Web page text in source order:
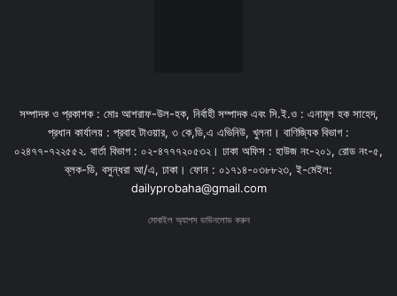
সম্পাদক ও প্রকাশক : মোঃ আশরাফ-উল-হক, নির্বাহী সম্পাদক এবং সি.ই.ও : এনামুল হক সাহেদ,
প্রধান কার্যালয় : প্রবাহ টাওয়ার, ৩ কে,ডি,এ এভিনিউ, খুলনা। বাণিজ্যিক বিভাগ :
০২৪৭৭-৭২২৫৫২. বার্তা বিভাগ : ০২-৪৭৭৭২০৫৩২। ঢাকা অফিস : হাউজ নং-২০১, রোড নং-৫,
ব্লক-ডি, বসুন্ধরা আ/এ, ঢাকা। ফোন : ০১৭১৪-০৩৮৮২৩, ই-মেইল:
dailyprobaha@gmail.com
মোবাইল অ্যাপস ডাউনলোড করুন